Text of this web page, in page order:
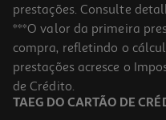
Queimaduras Urgo Pequeno
1.59 €/un
9,51 €
prestações. Consulte
***O valor da primeira
compra, refletindo o
prestações acresce o
de Crédito.
TAEG DO CARTÃO DE